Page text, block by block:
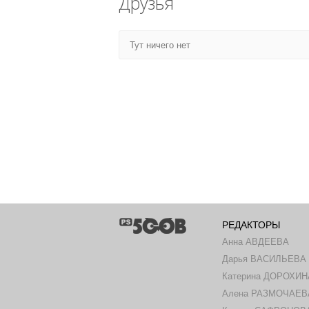
Тут ничего нет
РЕДАКТОРЫ
Анна АВДЕЕВА
Дарья ВАСИЛЬЕВА
Катерина
Алена